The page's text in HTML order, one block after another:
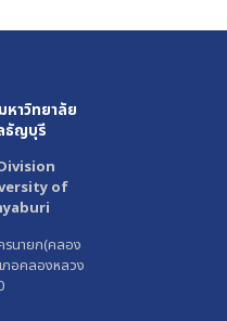
มหาวิทยาลัย
ธัญบุรี
of
นายก(คลอง
ภอคลองหลวง